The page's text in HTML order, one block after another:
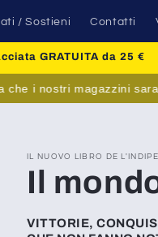
/ Sostieni Contatti
GRATUITA da 25 €
i nostri magazzini
IL NUOVO LIBRO DE
Il
VITTORIE,